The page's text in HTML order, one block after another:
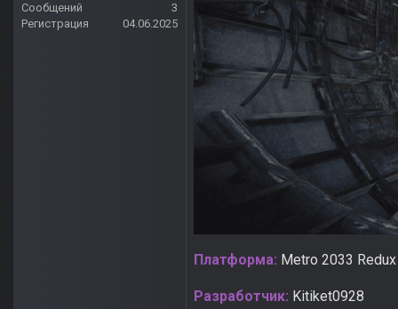
Сообщений
3
Регистрация
04.06.2025
Платформа: Metro 2033 Redux
Разработчик: Kitiket0928